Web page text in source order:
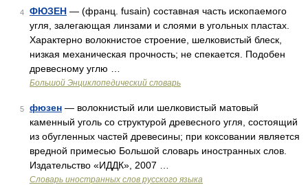
4 ФЮЗЕН — (франц. fusain) составная часть ископаемого
угля, залегающая линзами и слоями в угольных пластах.
Характерно волокнистое строение, шелковистый блеск,
низкая механическая прочность; не спекается. Подобен
древесному углю …
Большой Энциклопедический словарь
5 фюзен — волокнистый или шелковистый матовый
каменный уголь со структурой древесного угля, состоящий
из обугленных частей древесины; при коксовании является
вредной примесью Большой словарь иностранных слов.
Издательство «ИДДК», 2007 …
Словарь иностранных слов русского языка